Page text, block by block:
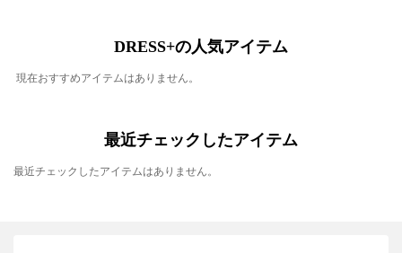
DRESS+の人気アイテム
現在おすすめアイテムはありません。
最近チェックしたアイテム
最近チェックしたアイテムはありません。